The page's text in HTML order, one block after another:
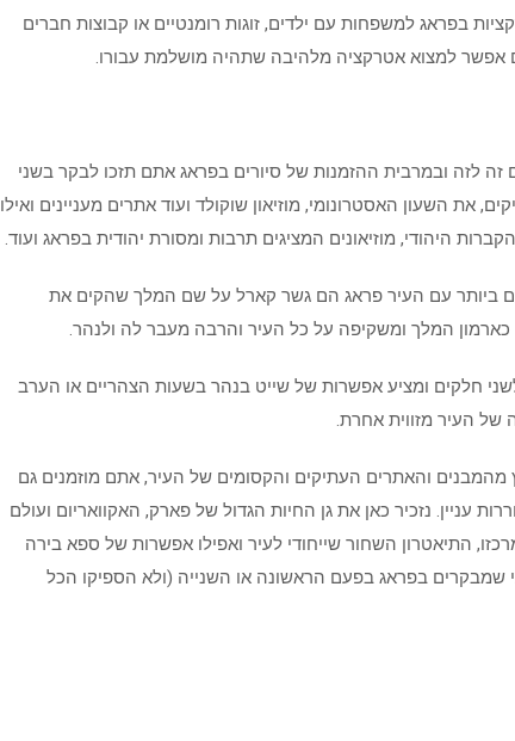
בפראג למשפחות עם ילדים, זוגות רומנטיים או קבוצות חברים
אפשר למצוא אטרקציה מלהיבה שתהיה מושלמת עבורו.
זה לזה ובמרבית ההזמנות של סיורים בפראג אתם תזכו לבקר בשני
את השעון האסטרונומי, מוזיאון שוקולד ועוד אתרים מעניינים ואילו
היהודי, מוזיאונים המציגים תרבות ומסורת יהודית בפראג ועוד.
ביותר עם העיר פראג הם גשר קארל על שם המלך שהקים את
המלך ומשקיפה על כל העיר והרבה מעבר לה ולנהר.
חלקים ומציע אפשרות של שייט בנהר בשעות הצהריים או הערב
של העיר מזווית אחרת.
והאתרים העתיקים והקסומים של העיר, אתם מוזמנים גם
עניין. נזכיר כאן את גן החיות הגדול של פארק, האקוואריום ועולם
התיאטרון השחור שייחודי לעיר ואפילו אפשרות של ספא בירה
שמבקרים בפראג בפעם הראשונה או השנייה (ולא הספיקו הכל